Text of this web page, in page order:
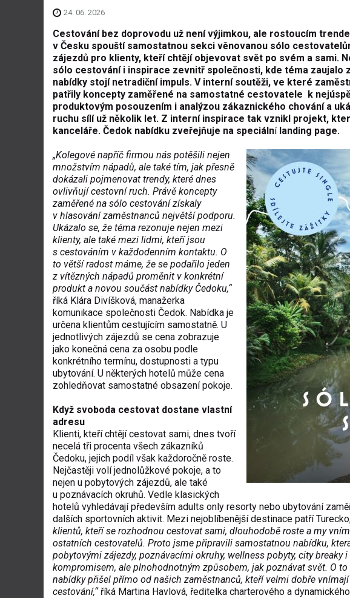
24. 06. 2026
Cestování bez doprovodu už není výjimkou, ale rostoucím
v Česku spouští samostatnou sekci věnovanou sólo
zájezdů pro klienty, kteří chtějí objevovat svět po svém a sami.
sólo cestování i inspirace zevnitř společnosti, kde téma zaujalo
nabídky stojí netradiční impuls. V interní soutěži, ve které
patřily koncepty zaměřené na samostatné cestovatele k
produktovým posouzením i analýzou zákaznického chování a
ruchu sílí už několik let. Z interní inspirace tak vznikl projekt,
kanceláře. Čedok nabídku zveřejňuje na speciální landing page.
„Kolegové napříč firmou nás potěšili nejen
množstvím nápadů, ale také tím, jak přesně
dokázali pojmenovat trendy, které dnes
ovlivňují cestovní ruch. Právě koncepty
zaměřené na sólo cestování získaly
v hlasování zaměstnanců největší podporu.
Ukázalo se, že téma rezonuje nejen mezi
klienty, ale také mezi lidmi, kteří jsou
s cestováním v každodenním kontaktu. O
to větší radost máme, že se podařilo jeden
z vítězných nápadů proměnit v konkrétní
produkt a novou součást nabídky Čedoku,“
říká Klára Divíšková, manažerka
komunikace společnosti Čedok. Nabídka je
určena klientům cestujícím samostatně. U
jednotlivých zájezdů se cena zobrazuje
jako konečná cena za osobu podle
konkrétního termínu, dostupnosti a typu
ubytování. U některých hotelů může cena
zohledňovat samostatné obsazení pokoje.
Když svoboda cestovat dostane vlastní
adresu
Klienti, kteří chtějí cestovat sami, dnes tvoří
necelá tři procenta všech zákazníků
Čedoku, jejich podíl však každoročně roste.
Nejčastěji volí jednolůžkové pokoje, a to
nejen u pobytových zájezdů, ale také
u poznávacích okruhů. Vedle klasických
hotelů vyhledávají především adults only resorty nebo ubytování
dalších sportovních aktivit. Mezi nejoblíbenější destinace patří
klientů, kteří se rozhodnou cestovat sami, dlouhodobě roste a my
ostatních cestovatelů. Proto jsme připravili samostatnou nabídku,
pobytovými zájezdy, poznávacími okruhy, wellness pobyty, city
kompromisem, ale plnohodnotným způsobem, jak poznávat svět. O
nabídky přišel přímo od našich zaměstnanců, kteří velmi dobře
cestování,“říká Martina Havlová, ředitelka charterového a